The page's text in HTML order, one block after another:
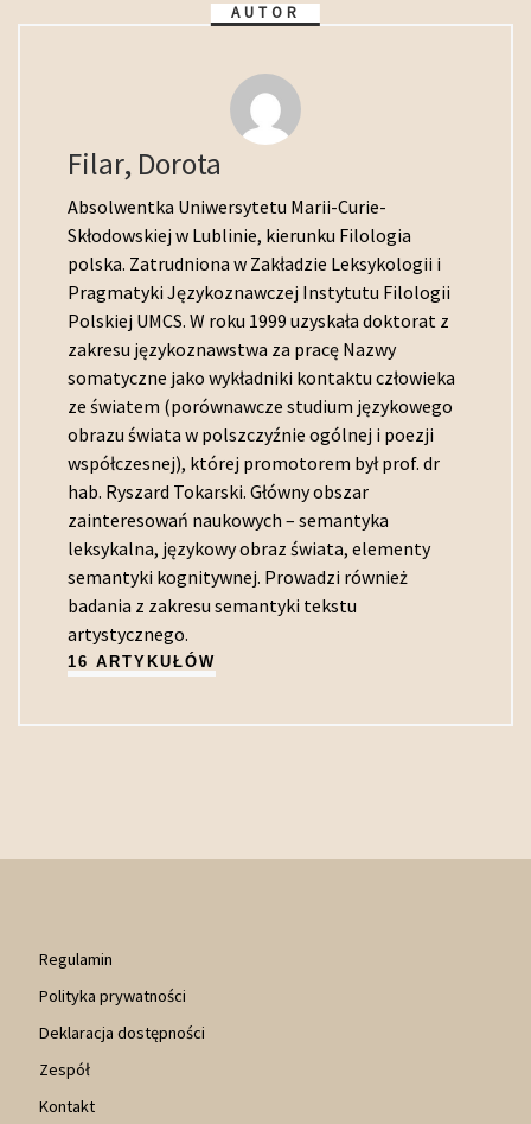
AUTOR
Filar, Dorota
Absolwentka Uniwersytetu Marii-Curie-
Skłodowskiej w Lublinie, kierunku Filologia
polska. Zatrudniona w Zakładzie Leksykologii i
Pragmatyki Językoznawczej Instytutu Filologii
Polskiej UMCS. W roku 1999 uzyskała doktorat z
zakresu językoznawstwa za pracę Nazwy
somatyczne jako wykładniki kontaktu człowieka
ze światem (porównawcze studium językowego
obrazu świata w polszczyźnie ogólnej i poezji
współczesnej), której promotorem był prof. dr
hab. Ryszard Tokarski. Główny obszar
zainteresowań naukowych – semantyka
leksykalna, językowy obraz świata, elementy
semantyki kognitywnej. Prowadzi również
badania z zakresu semantyki tekstu
artystycznego.
16 ARTYKUŁÓW
Regulamin
Polityka prywatności
Deklaracja dostępności
Zespół
Kontakt